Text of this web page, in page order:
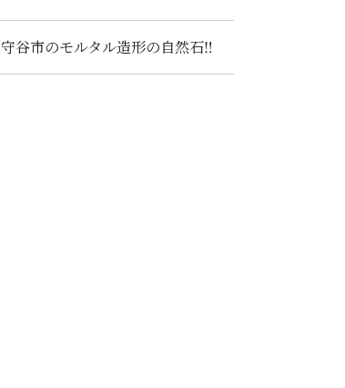
守谷市のモルタル造形の自然石‼️